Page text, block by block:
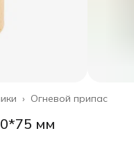
Огневой припас
›
мм